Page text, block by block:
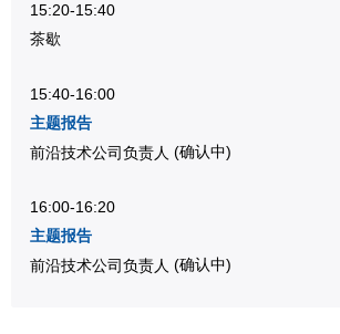
15:20-15:40
茶歇
15:40-16:00
主题报告
前沿技术公司负责人 (确认中)
16:00-16:20
主题报告
前沿技术公司负责人 (确认中)